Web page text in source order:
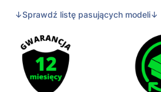
↓Sprawdź listę pasujących modeli↓